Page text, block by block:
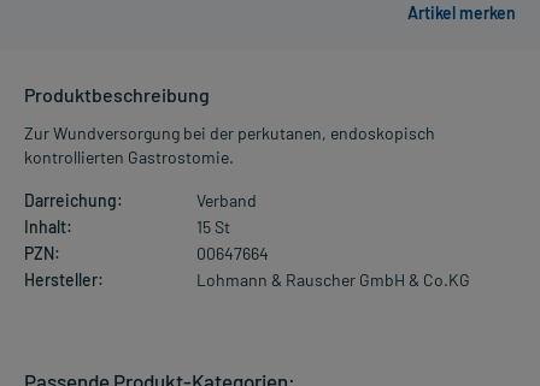
Produktbeschreibung
Zur Wundversorgung bei der perkutanen, endoskopisch
kontrollierten Gastrostomie.
Darreichung:
Verband
Inhalt:
15 St
PZN:
00647664
Hersteller:
Lohmann & Rauscher GmbH & Co.KG
Passende Produkt-Kategorien: